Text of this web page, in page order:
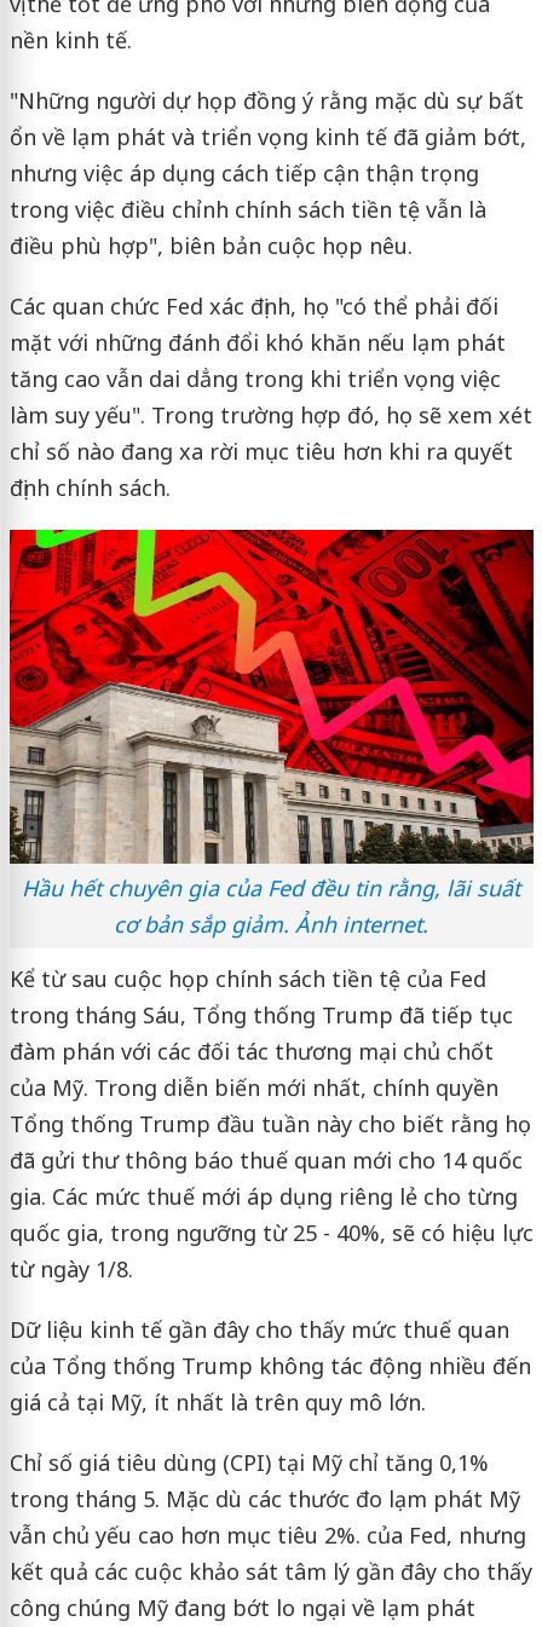
nền kinh tế.
"Những người dự họp đồng ý rằng mặc dù sự bất
ổn về lạm phát và triển vọng kinh tế đã giảm bớt,
nhưng việc áp dụng cách tiếp cận thận trọng
trong việc điều chỉnh chính sách tiền tệ vẫn là
điều phù hợp", biên bản cuộc họp nêu.
Các quan chức Fed xác định, họ "có thể phải đối
mặt với những đánh đổi khó khăn nếu lạm phát
tăng cao vẫn dai dẳng trong khi triển vọng việc
làm suy yếu". Trong trường hợp đó, họ sẽ xem xét
chỉ số nào đang xa rời mục tiêu hơn khi ra quyết
định chính sách.
Hầu hết chuyên gia của Fed đều tin rằng, lãi suất
cơ bản sắp giảm. Ảnh internet.
Kể từ sau cuộc họp chính sách tiền tệ của Fed
trong tháng Sáu, Tổng thống Trump đã tiếp tục
đàm phán với các đối tác thương mại chủ chốt
của Mỹ. Trong diễn biến mới nhất, chính quyền
Tổng thống Trump đầu tuần này cho biết rằng họ
đã gửi thư thông báo thuế quan mới cho 14 quốc
gia. Các mức thuế mới áp dụng riêng lẻ cho từng
quốc gia, trong ngưỡng từ 25 - 40%, sẽ có hiệu lực
từ ngày 1/8.
Dữ liệu kinh tế gần đây cho thấy mức thuế quan
của Tổng thống Trump không tác động nhiều đến
giá cả tại Mỹ, ít nhất là trên quy mô lớn.
Chỉ số giá tiêu dùng (CPI) tại Mỹ chỉ tăng 0,1%
trong tháng 5. Mặc dù các thước đo lạm phát Mỹ
vẫn chủ yếu cao hơn mục tiêu 2%. của Fed, nhưng
kết quả các cuộc khảo sát tâm lý gần đây cho thấy
công chúng Mỹ đang bớt lo ngại về lạm phát